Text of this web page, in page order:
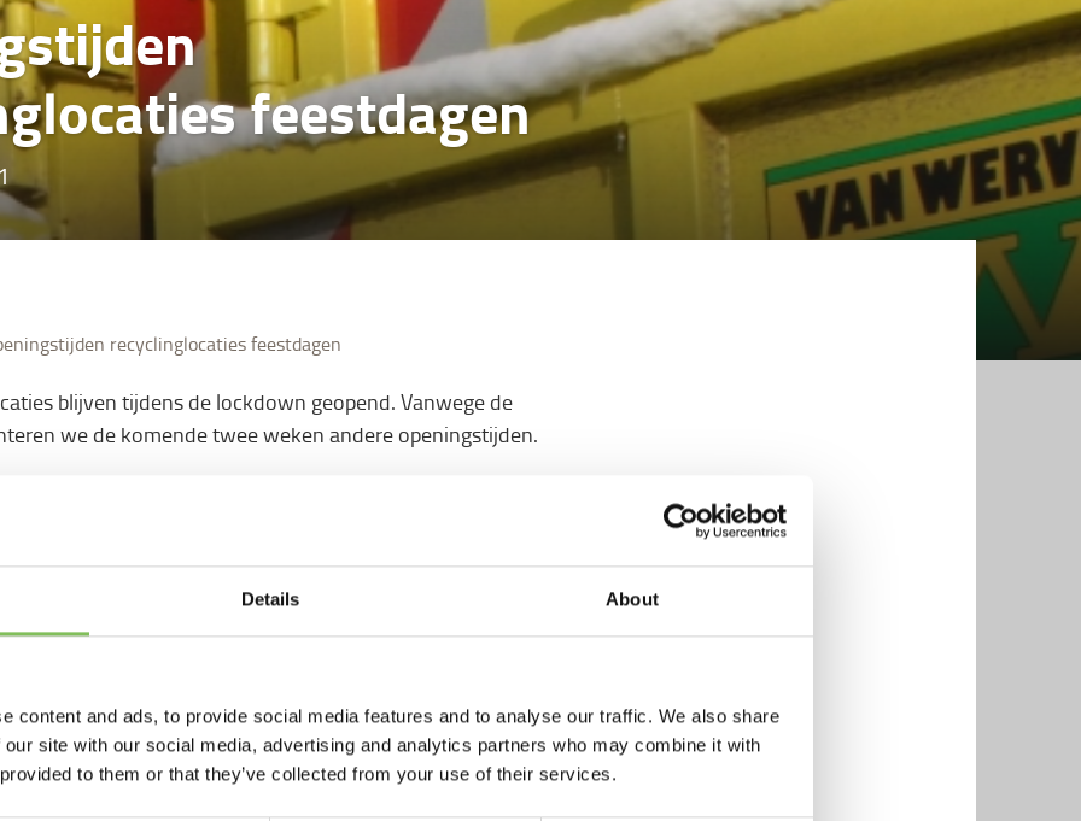
Details About
content and ads, to provide social media features and to analyse our traffic. We also share
site with our social media, advertising and analytics partners who may combine it with
to them or that they’ve collected from your use of their services.
feestdagen
recyclinglocaties feestdagen
blijven tijdens de lockdown geopend. Vanwege de
we de komende twee weken andere openingstijden.
zijn wij gesloten. Op 24 december sluiten wij om 15.00 uur.
Op 24 en 31 december sluiten wij om 15.00 uur.